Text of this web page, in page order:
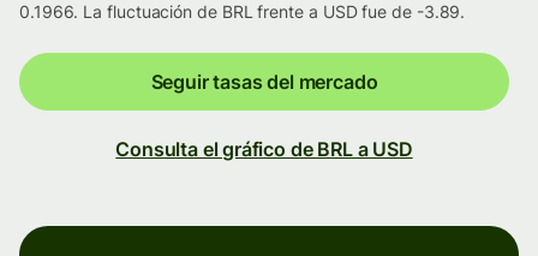
0.1966. La fluctuación de BRL frente a USD fue de -3.89.
Seguir tasas del mercado
Consulta el gráfico de BRL a USD